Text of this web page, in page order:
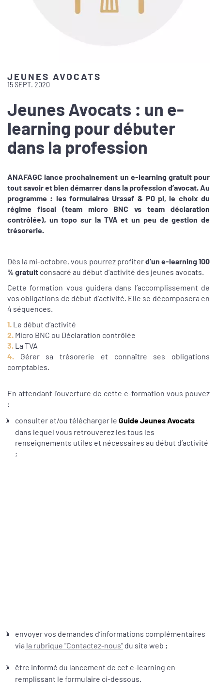
JEUNES AVOCATS
15 SEPT. 2020
Jeunes Avocats : un e-
learning pour débuter
dans la profession
ANAFAGC lance prochainement un e-learning gratuit pour
tout savoir et bien démarrer dans la profession d’avocat. Au
programme : les formulaires Urssaf & P0 pl, le choix du
régime fiscal (team micro BNC vs team déclaration
contrôlée), un topo sur la TVA et un peu de gestion de
trésorerie.
Dès la mi-octobre, vous pourrez profiterd’un e-learning 100
% gratuit consacré au début d’activité des jeunes avocats.
Cette formation vous guidera dans l’accomplissement de
vos obligations de début d’activité. Elle se décomposera en
4 séquences.
1. Le début d’activité
2. Micro BNC ou Déclaration contrôlée
3. La TVA
4. Gérer sa trésorerie et connaître ses obligations
comptables.
En attendant l’ouverture de cette e-formation vous pouvez
:
consulter et/ou télécharger le Guide Jeunes Avocats
dans lequel vous retrouverez les tous les
renseignements utiles et nécessaires au début d’activité
;
envoyer vos demandes d’informations complémentaires
via la rubrique "Contactez-nous" du site web ;
être informé du lancement de cet e-learning en
remplissant le formulaire ci-dessous.